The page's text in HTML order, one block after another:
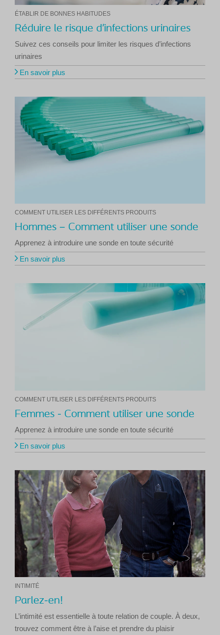
ÉTABLIR DE BONNES HABITUDES
Réduire le risque d’infections urinaires
Suivez ces conseils pour limiter les risques d’infections
urinaires
En savoir plus
COMMENT UTILISER LES DIFFÉRENTS PRODUITS
Hommes – Comment utiliser une sonde
Apprenez à introduire une sonde en toute sécurité
En savoir plus
COMMENT UTILISER LES DIFFÉRENTS PRODUITS
Femmes - Comment utiliser une sonde
Apprenez à introduire une sonde en toute sécurité
En savoir plus
INTIMITÉ
Parlez-en!
L’intimité est essentielle à toute relation de couple. À deux,
trouvez comment être à l’aise et prendre du plaisir